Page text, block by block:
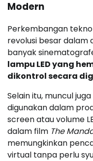
Modern
Perkembangan
revolusi besar dalam
banyak
lampu LED yang
dikontrol secara
Selain itu, muncul
digunakan dalam
screen atau volume
dalam film The
memungkinkan
virtual tanpa perlu